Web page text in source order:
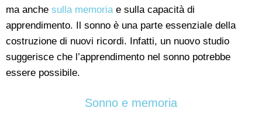
ma anche sulla memoriae sulla capacità di
apprendimento. Il sonno è una parte essenziale della
costruzione di nuovi ricordi. Infatti, un nuovo studio
suggerisce che l’apprendimento nel sonno potrebbe
essere possibile.
Sonno e memoria